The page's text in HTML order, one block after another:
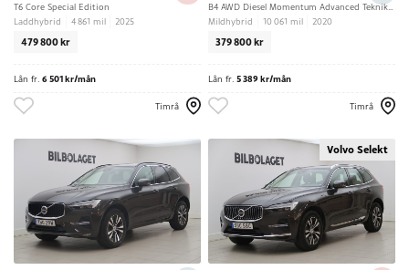
T6 Core Special Edition
Laddhybrid
4 861 mil 2025
479 800 kr
Lån fr. 6 501 kr/mån
Timrå
B4 AWD Diesel Momentum Advanced Teknikpkt Dragkrok
Mildhybrid
10 061 mil 2020
379 800 kr
Lån fr. 5 389 kr/mån
Timrå
Volvo Selekt